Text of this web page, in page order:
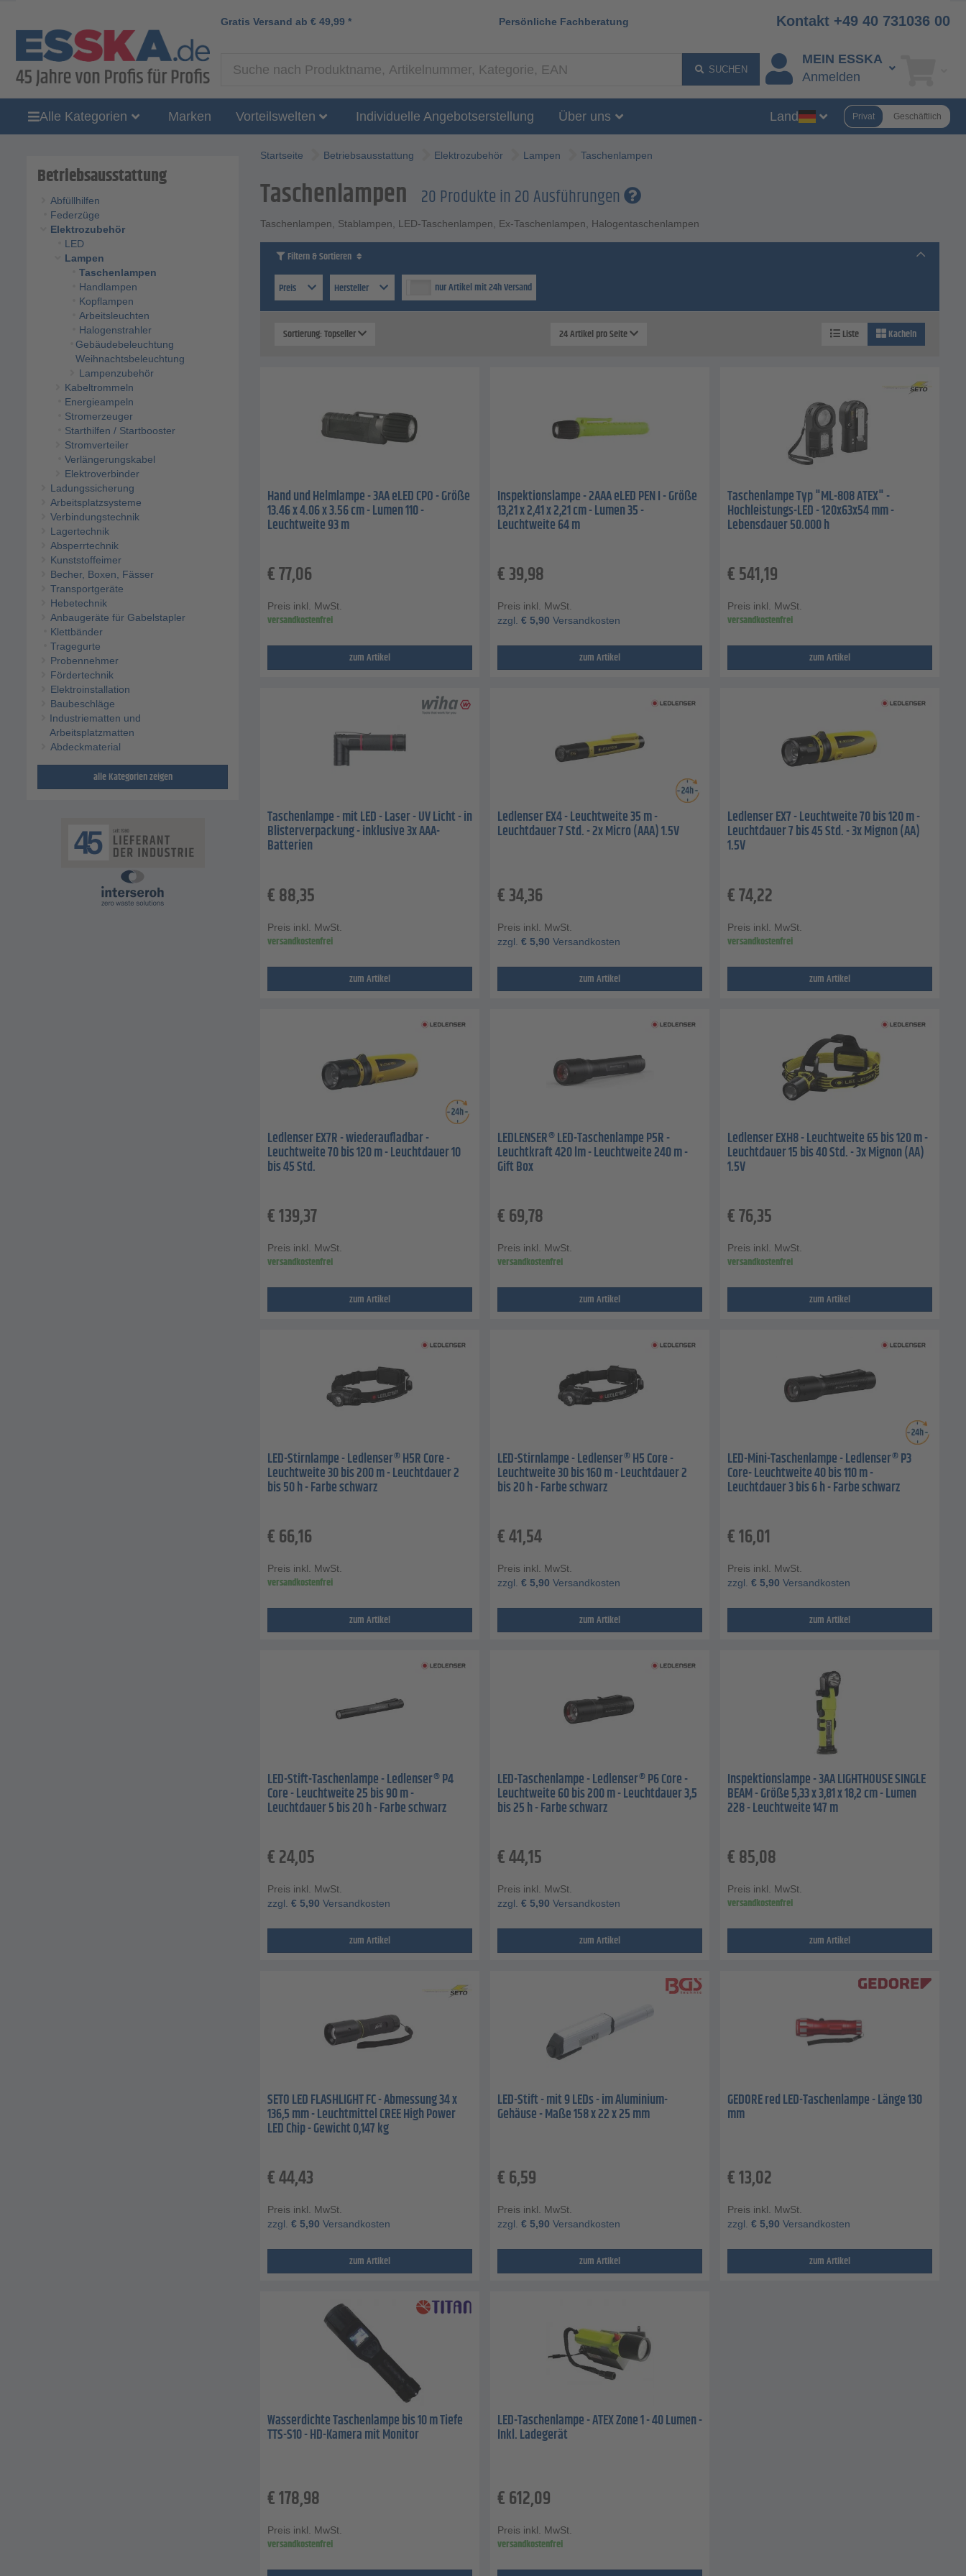
Gratis Versand ab € 49,99 * Persönliche Fachberatung Kontakt +49 40 731036 00
SUCHEN
MEIN ESSKA
Anmelden
Alle Kategorien Marken Vorteilswelten Individuelle Angebotserstellung Über uns Land Privat Geschäftlich
Betriebsausstattung
Abfüllhilfen
Federzüge
Elektrozubehör
LED
Lampen
Taschenlampen
Handlampen
Kopflampen
Arbeitsleuchten
Halogenstrahler
Gebäudebeleuchtung
Weihnachtsbeleuchtung
Lampenzubehör
Kabeltrommeln
Energieampeln
Stromerzeuger
Starthilfen / Startbooster
Stromverteiler
Verlängerungskabel
Elektroverbinder
Ladungssicherung
Arbeitsplatzsysteme
Verbindungstechnik
Lagertechnik
Absperrtechnik
Kunststoffeimer
Becher, Boxen, Fässer
Transportgeräte
Hebetechnik
Anbaugeräte für Gabelstapler
Klettbänder
Tragegurte
Probennehmer
Fördertechnik
Elektroinstallation
Baubeschläge
Industriematten und
Arbeitsplatzmatten
Abdeckmaterial
alle Kategorien zeigen
Startseite Betriebsausstattung Elektrozubehör Lampen Taschenlampen
Taschenlampen 20 Produkte in 20 Ausführungen
Taschenlampen, Stablampen, LED-Taschenlampen, Ex-Taschenlampen, Halogentaschenlampen
Filtern & Sortieren
Preis
Hersteller nur Artikel mit 24h Versand
Sortierung: Topseller 24 Artikel pro Seite Liste Kacheln
Hand und Helmlampe - 3AA eLED CPO - Größe
13.46 x 4.06 x 3.56 cm - Lumen 110 -
Leuchtweite 93 m
€77,06
Preis inkl. MwSt.
versandkostenfrei
zum Artikel
Inspektionslampe - 2AAA eLED PEN I - Größe
13,21 x 2,41 x 2,21 cm - Lumen 35 -
Leuchtweite 64 m
€39,98
Preis inkl. MwSt.
zzgl. € 5,90 Versandkosten
zum Artikel
Taschenlampe Typ "ML-808 ATEX" -
Hochleistungs-LED - 120x63x54 mm -
Lebensdauer 50.000 h
€541,19
Preis inkl. MwSt.
versandkostenfrei
zum Artikel
Taschenlampe - mit LED - Laser - UV Licht - in
Blisterverpackung - inklusive 3x AAA-
Batterien
€88,35
Preis inkl. MwSt.
versandkostenfrei
zum Artikel
Ledlenser EX4 - Leuchtweite 35 m -
Leuchtdauer 7 Std. - 2x Micro (AAA) 1.5V
€34,36
Preis inkl. MwSt.
zzgl. € 5,90 Versandkosten
zum Artikel
Ledlenser EX7 - Leuchtweite 70 bis 120 m -
Leuchtdauer 7 bis 45 Std. - 3x Mignon (AA)
1.5V
€74,22
Preis inkl. MwSt.
versandkostenfrei
zum Artikel
Ledlenser EX7R - wiederaufladbar -
Leuchtweite 70 bis 120 m - Leuchtdauer 10
bis 45 Std.
€139,37
Preis inkl. MwSt.
versandkostenfrei
zum Artikel
LEDLENSER® LED-Taschenlampe P5R -
Leuchtkraft 420 lm - Leuchtweite 240 m -
Gift Box
€69,78
Preis inkl. MwSt.
versandkostenfrei
zum Artikel
Ledlenser EXH8 - Leuchtweite 65 bis 120 m -
Leuchtdauer 15 bis 40 Std. - 3x Mignon (AA)
1.5V
€76,35
Preis inkl. MwSt.
versandkostenfrei
zum Artikel
LED-Stirnlampe - Ledlenser® H5R Core -
Leuchtweite 30 bis 200 m - Leuchtdauer 2
bis 50 h - Farbe schwarz
€66,16
Preis inkl. MwSt.
versandkostenfrei
zum Artikel
LED-Stirnlampe - Ledlenser® H5 Core -
Leuchtweite 30 bis 160 m - Leuchtdauer 2
bis 20 h - Farbe schwarz
€41,54
Preis inkl. MwSt.
zzgl. € 5,90 Versandkosten
zum Artikel
LED-Mini-Taschenlampe - Ledlenser® P3
Core- Leuchtweite 40 bis 110 m -
Leuchtdauer 3 bis 6 h - Farbe schwarz
€16,01
Preis inkl. MwSt.
zzgl. € 5,90 Versandkosten
zum Artikel
LED-Stift-Taschenlampe - Ledlenser® P4
Core - Leuchtweite 25 bis 90 m -
Leuchtdauer 5 bis 20 h - Farbe schwarz
€24,05
Preis inkl. MwSt.
zzgl. € 5,90 Versandkosten
zum Artikel
LED-Taschenlampe - Ledlenser® P6 Core -
Leuchtweite 60 bis 200 m - Leuchtdauer 3,5
bis 25 h - Farbe schwarz
€44,15
Preis inkl. MwSt.
zzgl. € 5,90 Versandkosten
zum Artikel
Inspektionslampe - 3AA LIGHTHOUSE SINGLE
BEAM - Größe 5,33 x 3,81 x 18,2 cm - Lumen
228 - Leuchtweite 147 m
€85,08
Preis inkl. MwSt.
versandkostenfrei
zum Artikel
SETO LED FLASHLIGHT FC - Abmessung 34 x
136,5 mm - Leuchtmittel CREE High Power
LED Chip - Gewicht 0,147 kg
€44,43
Preis inkl. MwSt.
zzgl. € 5,90 Versandkosten
zum Artikel
LED-Stift - mit 9 LEDs - im Aluminium-
Gehäuse - Maße 158 x 22 x 25 mm
€6,59
Preis inkl. MwSt.
zzgl. € 5,90 Versandkosten
zum Artikel
GEDORE red LED-Taschenlampe - Länge 130
mm
€13,02
Preis inkl. MwSt.
zzgl. € 5,90 Versandkosten
zum Artikel
Wasserdichte Taschenlampe bis 10 m Tiefe
TTS-S10 - HD-Kamera mit Monitor
€178,98
Preis inkl. MwSt.
versandkostenfrei
LED-Taschenlampe - ATEX Zone 1 - 40 Lumen -
Inkl. Ladegerät
€612,09
Preis inkl. MwSt.
versandkostenfrei